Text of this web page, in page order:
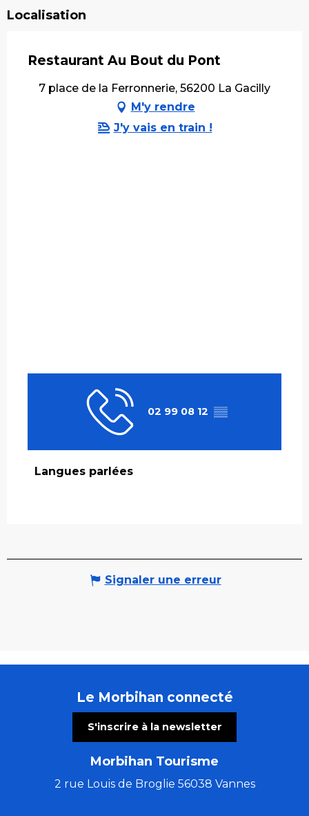
Localisation
Restaurant Au Bout du Pont
7 place de la Ferronnerie, 56200 La Gacilly
M'y rendre
J'y vais en train !
02 99 08 12 ▒▒
Langues parlées
Langues parlées
Signaler une erreur
Le Morbihan connecté
S'inscrire à la newsletter
Morbihan Tourisme
2 rue Louis de Broglie 56038 Vannes